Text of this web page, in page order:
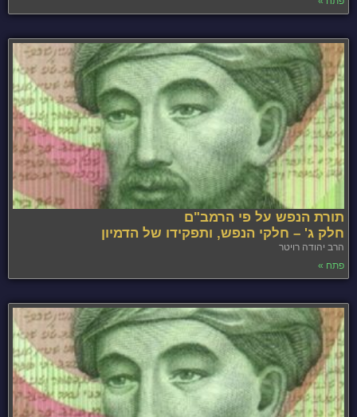
תורת הנפש על פי הרמב"ם
חלק ג' – חלקי הנפש, ותפקידו של הדמיון
הרב יהודה רויטר
פתח »